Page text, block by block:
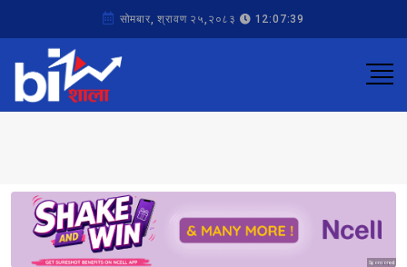
सोमबार, श्रावण २५,२०८३ 12:07:39
Sponsored